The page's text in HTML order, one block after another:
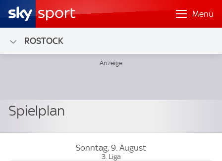
Menü
ROSTOCK
Sonntag, 9. August
3. Liga